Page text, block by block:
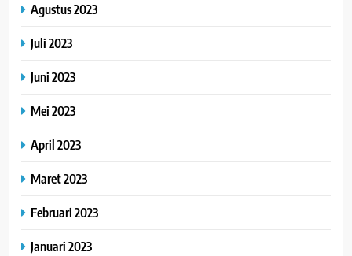
Agustus 2023
Juli 2023
Juni 2023
Mei 2023
April 2023
Maret 2023
Februari 2023
Januari 2023